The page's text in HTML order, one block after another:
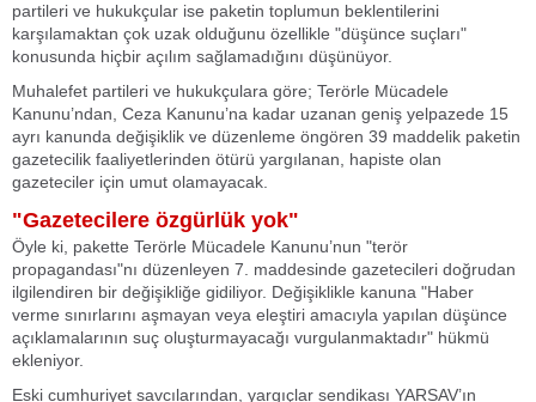
partileri ve hukukçular ise paketin toplumun beklentilerini
karşılamaktan çok uzak olduğunu özellikle "düşünce suçları"
konusunda hiçbir açılım sağlamadığını düşünüyor.
Muhalefet partileri ve hukukçulara göre; Terörle Mücadele
Kanunu’ndan, Ceza Kanunu’na kadar uzanan geniş yelpazede 15
ayrı kanunda değişiklik ve düzenleme öngören 39 maddelik paketin
gazetecilik faaliyetlerinden ötürü yargılanan, hapiste olan
gazeteciler için umut olamayacak.
"Gazetecilere özgürlük yok"
Öyle ki, pakette Terörle Mücadele Kanunu’nun "terör
propagandası"nı düzenleyen 7. maddesinde gazetecileri doğrudan
ilgilendiren bir değişikliğe gidiliyor. Değişiklikle kanuna "Haber
verme sınırlarını aşmayan veya eleştiri amacıyla yapılan düşünce
açıklamalarının suç oluşturmayacağı vurgulanmaktadır" hükmü
ekleniyor.
Eski cumhuriyet savcılarından, yargıçlar sendikası YARSAV’ın